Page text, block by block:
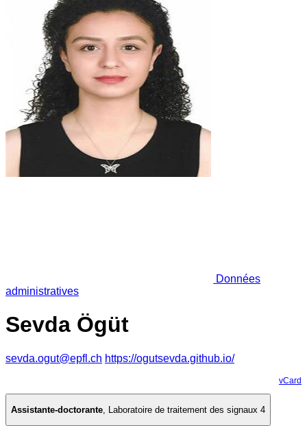
Données
administratives
Sevda Ögüt
sevda.ogut@epfl.ch https://ogutsevda.github.io/
vCard
Assistante-doctorante, Laboratoire de traitement des signaux 4